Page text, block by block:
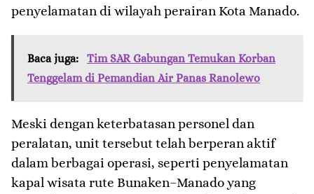
penyelamatan di wilayah perairan Kota Manado.
Baca juga:
Tim SAR Gabungan Temukan Korban
Tenggelam di Pemandian Air Panas Ranolewo
Meski dengan keterbatasan personel dan
peralatan, unit tersebut telah berperan aktif
dalam berbagai operasi, seperti penyelamatan
kapal wisata rute Bunaken–Manado yang